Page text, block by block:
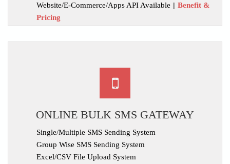
Website/E-Commerce/Apps API Available || Benefit &
Pricing
ONLINE BULK SMS GATEWAY
Single/Multiple SMS Sending System
Group Wise SMS Sending System
Excel/CSV File Upload System